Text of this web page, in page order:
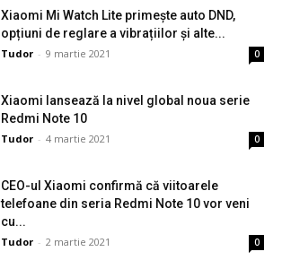
Xiaomi Mi Watch Lite primește auto DND,
opțiuni de reglare a vibrațiilor și alte...
Tudor - 9 martie 2021 0
Xiaomi lansează la nivel global noua serie
Redmi Note 10
Tudor - 4 martie 2021 0
CEO-ul Xiaomi confirmă că viitoarele
telefoane din seria Redmi Note 10 vor veni
cu...
Tudor - 2 martie 2021 0